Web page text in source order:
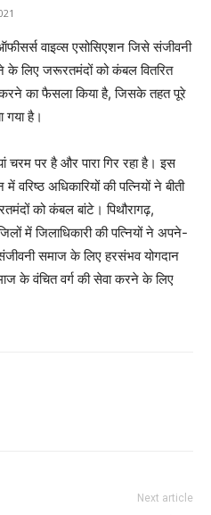
वाइव्स एसोसिएशन जिसे संजीवनी
लिए जरूरतमंदों को कंबल वितरित
का फैसला किया है, जिसके तहत पूरे
गया है।
चरम पर है और पारा गिर रहा है। इस
अधिकारियों की पत्नियों ने बीती
को कंबल बांटे। पिथौरागढ़,
में जिलाधिकारी की पत्नियों ने अपने-
समाज के लिए हरसंभव योगदान
के वंचित वर्ग की सेवा करने के लिए
Next article